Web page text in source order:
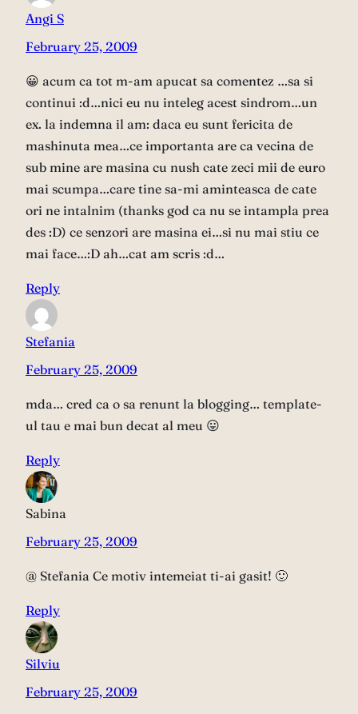
Angi S
February 25, 2009
😀 acum ca tot m-am apucat sa comentez …sa si
continui :d…nici eu nu inteleg acest sindrom…un
ex. la indemna il am: daca eu sunt fericita de
mashinuta mea…ce importanta are ca vecina de
sub mine are masina cu nush cate zeci mii de euro
mai scumpa…care tine sa-mi aminteasca de cate
ori ne intalnim (thanks god ca nu se intampla prea
des :D) ce senzori are masina ei…si nu mai stiu ce
mai face…:D ah…cat am scris :d…
Reply
Stefania
February 25, 2009
mda… cred ca o sa renunt la blogging… template-
ul tau e mai bun decat al meu 😛
Reply
Sabina
February 25, 2009
@ Stefania Ce motiv intemeiat ti-ai gasit! 🙂
Reply
Silviu
February 25, 2009